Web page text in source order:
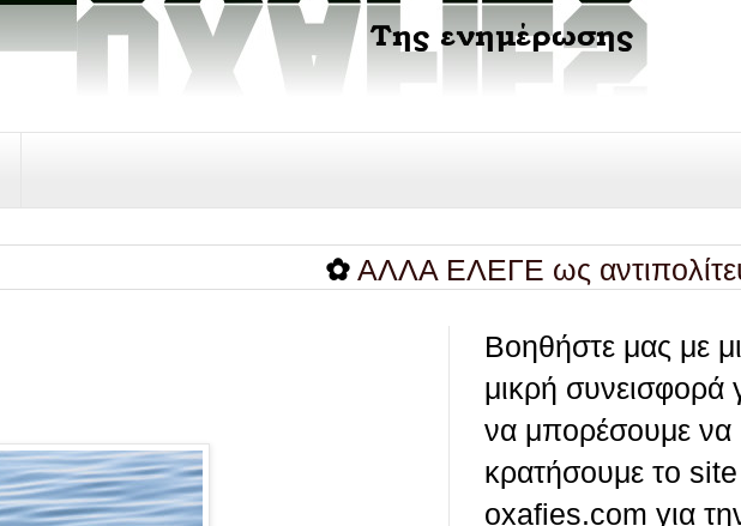
ΑΛΛΑ ΕΛΕΓΕ ως αντιπολίτευση...
Βοηθήστε μας με
μικρή συνεισφορά
να μπορέσουμε να
κρατήσουμε το site
oxafies.com για